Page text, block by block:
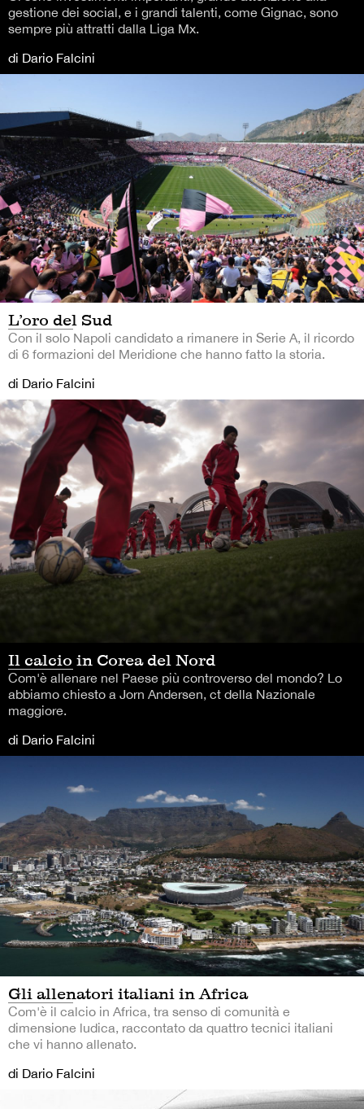
gestione dei social, e i grandi talenti, come Gignac, sono
sempre più attratti dalla Liga Mx.
di Dario Falcini
L’oro del Sud
Con il solo Napoli candidato a rimanere in Serie A, il ricordo
di 6 formazioni del Meridione che hanno fatto la storia.
di Dario Falcini
Il calcio in Corea del Nord
Com'è allenare nel Paese più controverso del mondo? Lo
abbiamo chiesto a Jorn Andersen, ct della Nazionale
maggiore.
di Dario Falcini
Gli allenatori italiani in Africa
Com'è il calcio in Africa, tra senso di comunità e
dimensione ludica, raccontato da quattro tecnici italiani
che vi hanno allenato.
di Dario Falcini